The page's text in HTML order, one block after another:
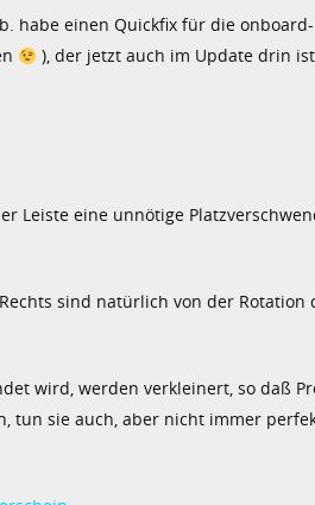
habe einen Quickfix für die onboard-
), der jetzt auch im Update drin
Leiste eine unnötige
sind natürlich von der Rotation
wird, werden verkleinert, so daß
tun sie auch, aber nicht immer